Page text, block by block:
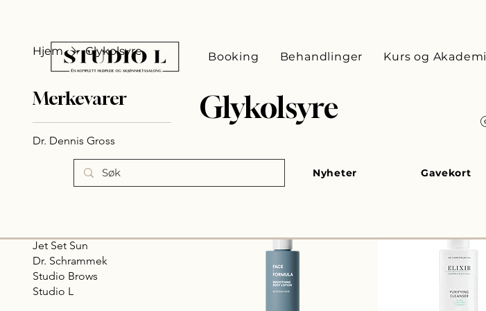
Booking Behandlinger Kurs og Akademi
Nyheter Gavekort
Hjem Glykolsyre
Merkevarer
Dr. Dennis Gross
Elixir Cosmeceuticals / Face
Frøya Cosmetics
Jet Set Sun
Dr. Schrammek
Studio Brows
Studio L
Glykolsyre